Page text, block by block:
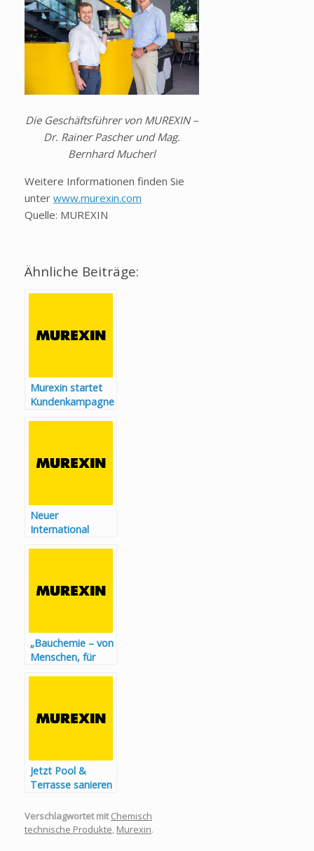
Die Geschäftsführer von MUREXIN –
Dr. Rainer Pascher und Mag.
Bernhard Mucherl
Weitere Informationen finden Sie
unter www.murexin.com
Quelle: MUREXIN
Ähnliche Beiträge:
Murexin startet
Kundenkampagne
Neuer
International
verstärkt das
Exportteam
„Bauchemie – von
Menschen, für
Jetzt Pool &
Terrasse sanieren
genießen
Verschlagwortet mit Chemisch
technische Produkte, Murexin.